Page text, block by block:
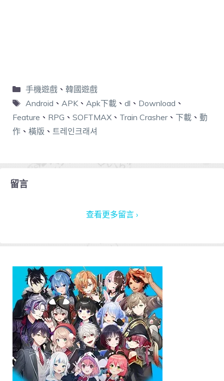
手機遊戲、 韓國遊戲
Android 、 APK、 Apk下載、 dl 、 Download 、
Feature 、 RPG 、 SOFTMAX 、 Train Crasher、 下載 、 動
作 、 橫版 、 트레인크래셔
留言
查看更多留言 ›